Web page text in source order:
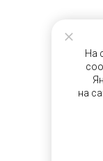
На
на